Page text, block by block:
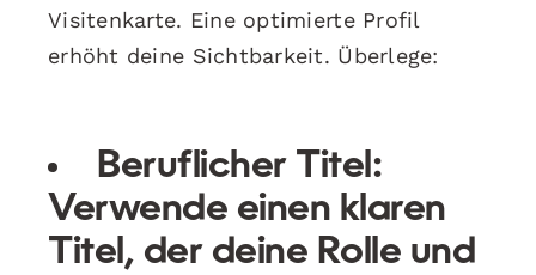
Visitenkarte. Eine optimierte Profil
erhöht deine Sichtbarkeit. Überlege:
Beruflicher Titel:
Verwende einen klaren
Titel, der deine Rolle und